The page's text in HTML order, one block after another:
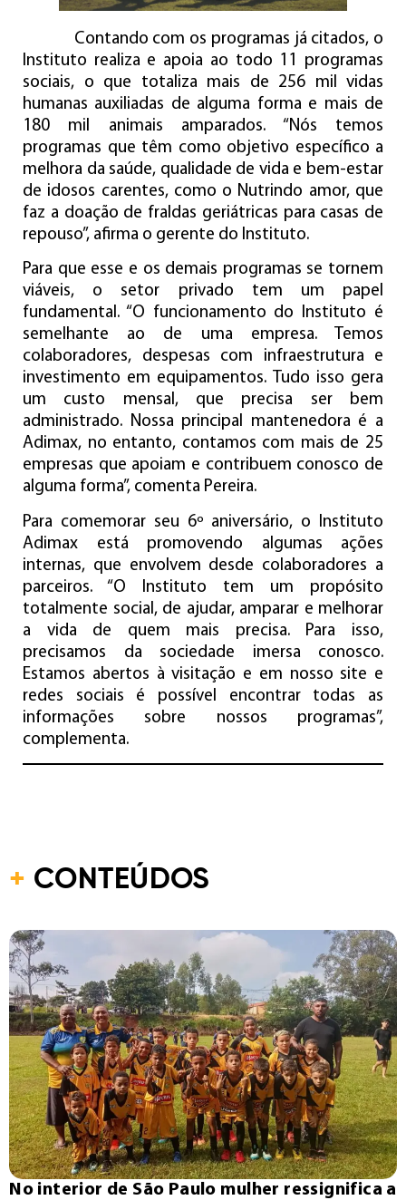
Contando com os programas já citados, o
Instituto realiza e apoia ao todo 11 programas
sociais, o que totaliza mais de 256 mil vidas
humanas auxiliadas de alguma forma e mais de
180 mil animais amparados. “Nós temos
programas que têm como objetivo específico a
melhora da saúde, qualidade de vida e bem-estar
de idosos carentes, como o Nutrindo amor, que
faz a doação de fraldas geriátricas para casas de
repouso”, afirma o gerente do Instituto.
Para que esse e os demais programas se tornem
viáveis, o setor privado tem um papel
fundamental. “O funcionamento do Instituto é
semelhante ao de uma empresa. Temos
colaboradores, despesas com infraestrutura e
investimento em equipamentos. Tudo isso gera
um custo mensal, que precisa ser bem
administrado. Nossa principal mantenedora é a
Adimax, no entanto, contamos com mais de 25
empresas que apoiam e contribuem conosco de
alguma forma”, comenta Pereira.
Para comemorar seu 6º aniversário, o Instituto
Adimax está promovendo algumas ações
internas, que envolvem desde colaboradores a
parceiros. “O Instituto tem um propósito
totalmente social, de ajudar, amparar e melhorar
a vida de quem mais precisa. Para isso,
precisamos da sociedade imersa conosco.
Estamos abertos à visitação e em nosso site e
redes sociais é possível encontrar todas as
informações sobre nossos programas”,
complementa.
+ CONTEÚDOS
No interior de São Paulo mulher ressignifica a